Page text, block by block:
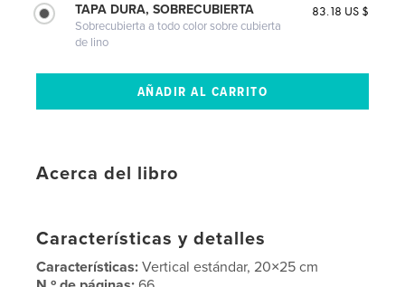
TAPA DURA, SOBRECUBIERTA
Sobrecubierta a todo color sobre cubierta
de lino
83.18 US $
Acerca del libro
Características y detalles
Características:Vertical estándar, 20×25 cm